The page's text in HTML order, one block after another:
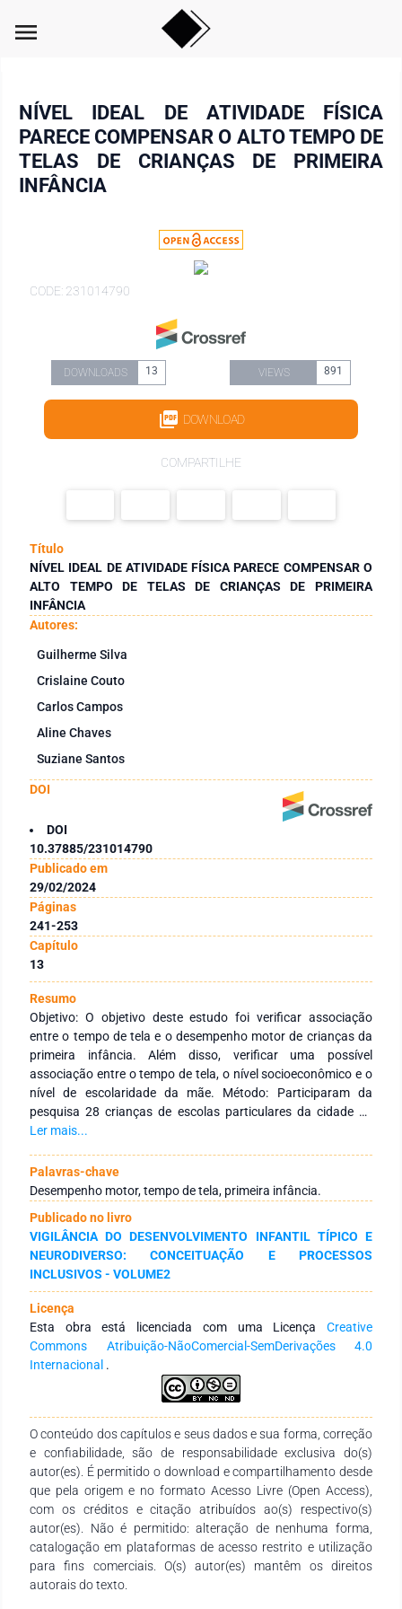
menu
NÍVEL IDEAL DE ATIVIDADE FÍSICA
PARECE COMPENSAR O ALTO TEMPO DE
TELAS DE CRIANÇAS DE PRIMEIRA
INFÂNCIA
CODE: 231014790
DOWNLOADS 13 VIEWS 891
DOWNLOAD
COMPARTILHE
Título
NÍVEL IDEAL DE ATIVIDADE FÍSICA PARECE COMPENSAR O
ALTO TEMPO DE TELAS DE CRIANÇAS DE PRIMEIRA
INFÂNCIA
Autores:
Guilherme Silva
Crislaine Couto
Carlos Campos
Aline Chaves
Suziane Santos
DOI
DOI
10.37885/231014790
Publicado em
29/02/2024
Páginas
241-253
Capítulo
13
Resumo
Objetivo: O objetivo deste estudo foi verificar associação
entre o tempo de tela e o desempenho motor de crianças da
primeira infância. Além disso, verificar uma possível
associação entre o tempo de tela, o nível socioeconômico e o
nível de escolaridade da mãe. Método: Participaram da
pesquisa 28 crianças de escolas particulares da cidade de
Uberaba-MG, e os respectivos pais que responderam os
utilizado foi uma Lista de Checagem das Habilidades Motoras
na Primeira Infância (LCHMPI). Para avaliar o nível
socioeconômico, foi aplicado o questionário da Associação
Brasileira de Empresas e Pesquisas. O tempo de tela das
crianças, assim como nível de atividade física das crianças e
da família foram avaliados através de uma anamnese.
Resultados: Os principais resultados mostraram que o maior
tempo de tela não influenciou negativamente o desempenho
motor. Para o nível socioeconômico e escolaridade da mãe
não foram encontradas associações com o desempenho
motor. Os níveis de atividade física das crianças foram
adequados, sendo que 86% das crianças faziam atividades
físicas e/ou exercícios físicos por mais de 3 horas diárias.
responsáveis pelas crianças, têm uma vida ativa nos tempos
de lazer. Cerca de 80% das mães estão cursando ou já têm o
ensino superior completo. Conclusão: Conclui-se que tempo
de tela superior a duas horas não influenciou negativamente
o desempenho motor de crianças de primeira infância, mas
ainda assim reforça-se a necessidade do cumprimento da
recomendação do tempo de 1 hora para esta faixa etária, e a
possibilidade destes resultados se modificarem ou até
mesmo se agravarem na medida em que estas crianças
Ler mais...
Palavras-chave
Desempenho motor, tempo de tela, primeira infância.
Publicado no livro
VIGILÂNCIA DO DESENVOLVIMENTO INFANTIL TÍPICO E
NEURODIVERSO: CONCEITUAÇÃO E PROCESSOS
INCLUSIVOS - VOLUME2
Licença
Esta obra está licenciada com uma Licença Creative
Commons Atribuição-NãoComercial-SemDerivações 4.0
Internacional .
O conteúdo dos capítulos e seus dados e sua forma, correção
e confiabilidade, são de responsabilidade exclusiva do(s)
autor(es). É permitido o download e compartilhamento desde
que pela origem e no formato Acesso Livre (Open Access),
com os créditos e citação atribuídos ao(s) respectivo(s)
autor(es). Não é permitido: alteração de nenhuma forma,
catalogação em plataformas de acesso restrito e utilização
para fins comerciais. O(s) autor(es) mantêm os direitos
autorais do texto.